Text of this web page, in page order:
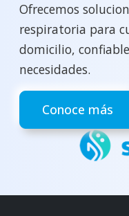
Ofrecemos
respiratoria para
domicilio,
necesidades.
Conoce más